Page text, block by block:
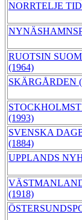
NORRTELJE
RUOTSIN
(1964)
SKÄRGÅRDEN
(1993)
SVENSKA
(1884)
UPPLANDS
(1918)